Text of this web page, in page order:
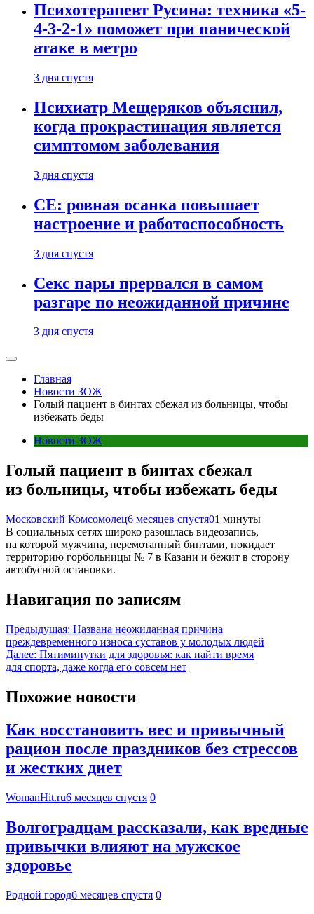
Психотерапевт Русина: техника «5-
4-3-2-1» поможет при панической
атаке в метро
3 дня спустя
Психиатр Мещеряков объяснил,
когда прокрастинация является
симптомом заболевания
3 дня спустя
CE: ровная осанка повышает
настроение и работоспособность
3 дня спустя
Секс пары прервался в самом
разгаре по неожиданной причине
3 дня спустя
Главная
Новости ЗОЖ
Голый пациент в бинтах сбежал из больницы, чтобы
избежать беды
Новости ЗОЖ
Голый пациент в бинтах сбежал
из больницы, чтобы избежать беды
Московский Комсомолец6 месяцев спустя01 минуты
В социальных сетях широко разошлась видеозапись,
на которой мужчина, перемотанный бинтами, покидает
территорию горбольницы № 7 в Казани и бежит в сторону
автобусной остановки.
Навигация по записям
Предыдущая: Названа неожиданная причина
преждевременного износа суставов у молодых людей
Далее: Пятиминутки для здоровья: как найти время
для спорта, даже когда его совсем нет
Похожие новости
Как восстановить вес и привычный
рацион после праздников без стрессов
и жестких диет
WomanHit.ru6 месяцев спустя 0
Волгоградцам рассказали, как вредные
привычки влияют на мужское
здоровье
Родной город6 месяцев спустя 0